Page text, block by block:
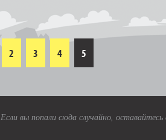
2 3 4 5
Если вы попали сюда случайно,